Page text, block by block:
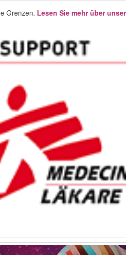
Grenzen. Lesen Sie mehr über